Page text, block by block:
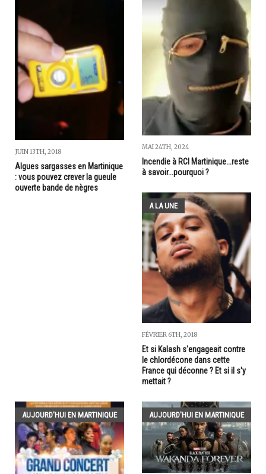
JUIN 13TH, 2018
Algues sargasses en Martinique
: vous pouvez crever la gueule
ouverte bande de nègres
MAI 24TH, 2024
Incendie à RCI Martinique...reste
à savoir...pourquoi ?
A LA UNE
FÉVRIER 6TH, 2018
Et si Kalash s'engageait contre
le chlordécone dans cette
France qui déconne ? Et si il s'y
mettait ?
AUJOURD'HUI EN MARTINIQUE AUJOURD'HUI EN MARTINIQUE